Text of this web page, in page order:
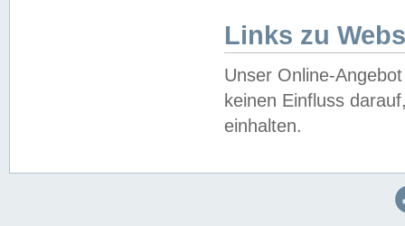
Links zu
Unser Online-
keinen Einfluss
einhalten.